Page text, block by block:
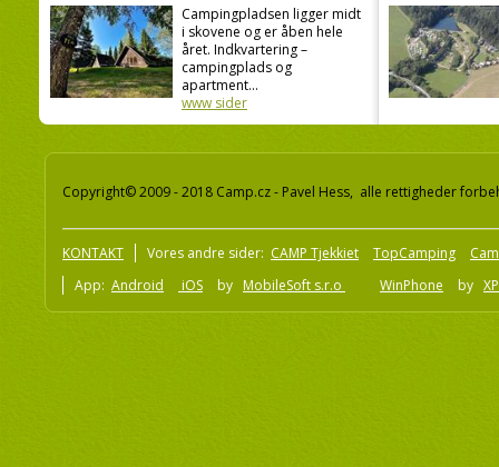
Campingpladsen ligger midt
i skovene og er åben hele
året. Indkvartering –
campingplads og
apartment...
www sider
Copyright© 2009 - 2018 Camp.cz - Pavel Hess, alle rettigheder
KONTAKT Vores andre sider: CAMP Tjekkiet TopCamping
App: Android iOS by MobileSoft s.r.o WinPhone by